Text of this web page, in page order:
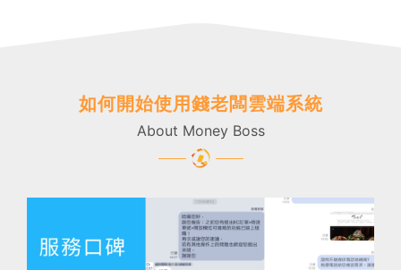
如何開始使用錢老闆雲端系統
About Money Boss